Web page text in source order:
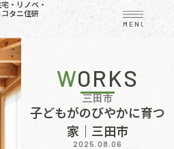
・リノベ・
タニ住研
MENU
WORKS
三田市
子どもがのびやかに育つ
家｜三田市
2025.08.06